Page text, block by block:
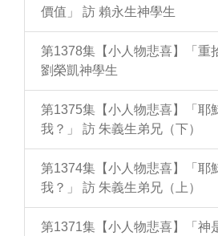
價值」 訪 賴永生神學生
第1378集【小人物悲喜】「重
劉榮凱神學生
第1375集【小人物悲喜】「耶
我？」 訪 朱義生弟兄（下）
第1374集【小人物悲喜】「耶
我？」 訪 朱義生弟兄（上）
第1371集【小人物悲喜】「神